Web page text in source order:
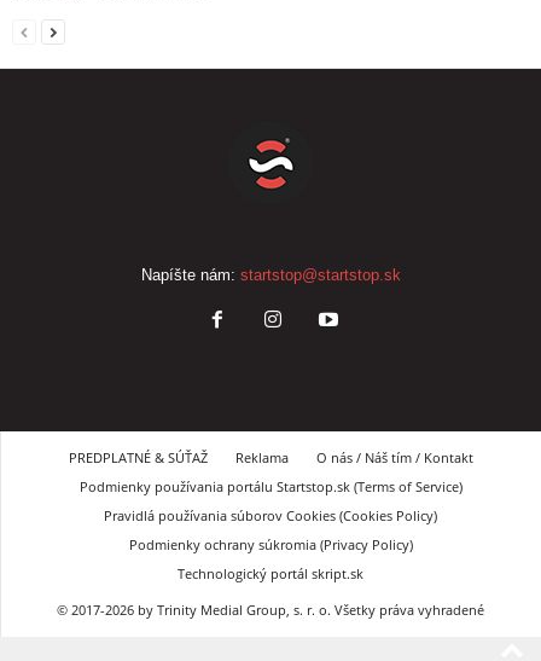
Napíšte nám: startstop@startstop.sk
PREDPLATNÉ & SÚŤAŽ Reklama
O nás / Náš tím / Kontakt
Podmienky používania portálu Startstop.sk (Terms of Service)
Pravidlá používania súborov Cookies (Cookies Policy)
Podmienky ochrany súkromia (Privacy Policy)
Technologický portál skript.sk
© 2017-2026 by Trinity Medial Group, s. r. o. Všetky práva vyhradené